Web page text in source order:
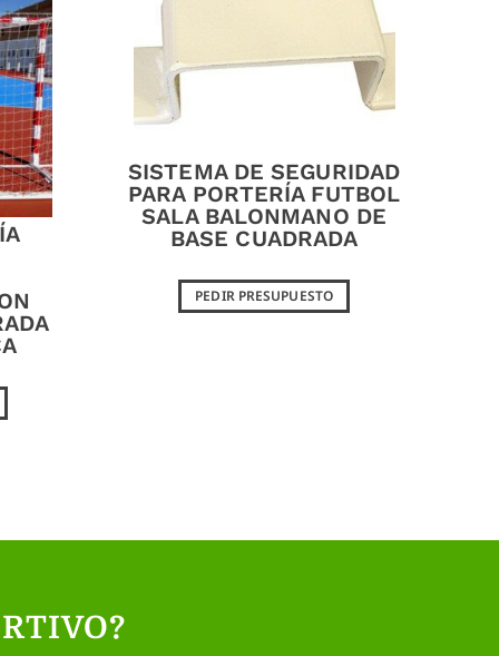
SISTEMA DE SEGURIDAD
PARA PORTERÍA FUTBOL
SALA BALONMANO DE
BASE CUADRADA
PEDIR PRESUPUESTO